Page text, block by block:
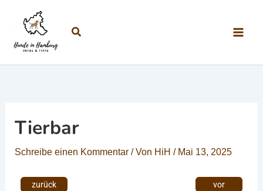
Suchen
Tierbar
Schreibe einen Kommentar / Von HiH / Mai 13, 2025